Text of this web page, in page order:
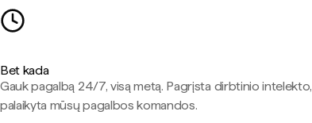
Bet kada
Gauk pagalbą 24/7, visą metą. Pagrįsta dirbtinio intelekto,
palaikyta mūsų pagalbos komandos.